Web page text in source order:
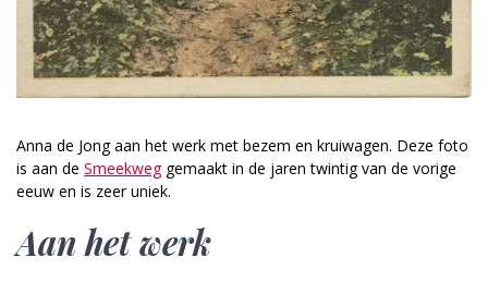
Anna de Jong aan het werk met bezem en kruiwagen. Deze foto
is aan de Smeekweggemaakt in de jaren twintig van de vorige
eeuw en is zeer uniek.
Aan het werk